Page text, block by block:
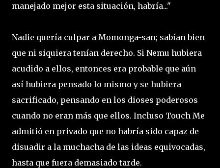
manejado mejor esta situación, habría..."
Nadie quería culpar a Momonga-san; sabían bien
que ni siquiera tenían derecho. Si Nemu hubiera
acudido a ellos, entonces era probable que aún
así hubiera pensado lo mismo y se hubiera
sacrificado, pensando en los dioses poderosos
cuando no eran más que ellos. Incluso Touch Me
admitió en privado que no habría sido capaz de
disuadir a la muchacha de las ideas equivocadas,
hasta que fuera demasiado tarde.